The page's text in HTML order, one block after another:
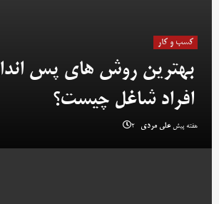
کسب و کار
بهترین روش‌ های پس‌
افراد شاغل چیست؟
2 هفته پیشعلی مردی